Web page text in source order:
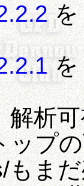
を
を
解析
ップ
もま